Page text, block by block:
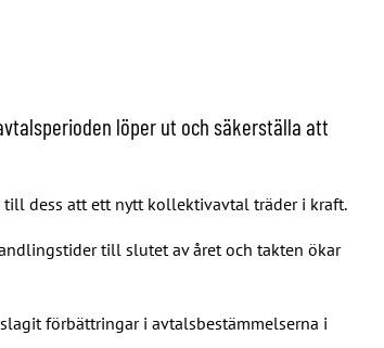
löper ut och säkerställa att
till dess att ett nytt kollektivavtal träder i kraft.
till slutet av året och takten ökar
förbättringar i avtalsbestämmelserna i